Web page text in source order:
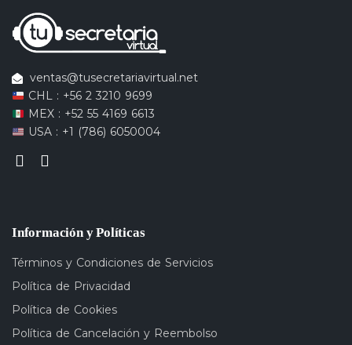
ventas@tusecretariavirtual.net
CHL : +56 2 3210 9699
MEX : +52 55 4169 6613
USA : +1 (786) 6050004
Información y Políticas
Términos y Condiciones de Servicios
Política de Privacidad
Política de Cookies
Política de Cancelación y Reembolso